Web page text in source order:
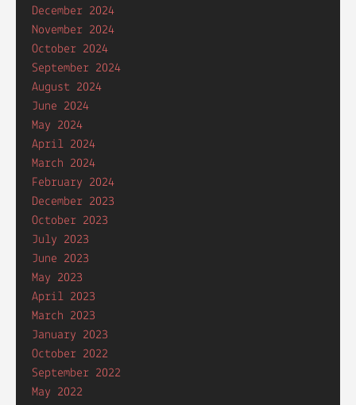
December 2024
November 2024
October 2024
September 2024
August 2024
June 2024
May 2024
April 2024
March 2024
February 2024
December 2023
October 2023
July 2023
June 2023
May 2023
April 2023
March 2023
January 2023
October 2022
September 2022
May 2022